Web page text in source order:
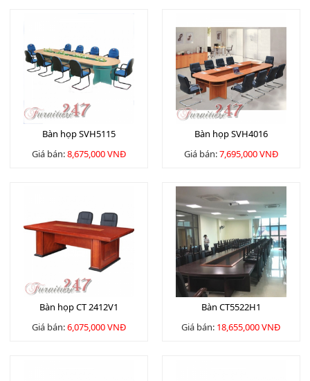
Bàn họp SVH5115
Giá bán:8,675,000 VNĐ
Bàn họp SVH4016
Giá bán:7,695,000 VNĐ
Bàn họp CT 2412V1
Giá bán:6,075,000 VNĐ
Bàn CT5522H1
Giá bán: 18,655,000 VNĐ